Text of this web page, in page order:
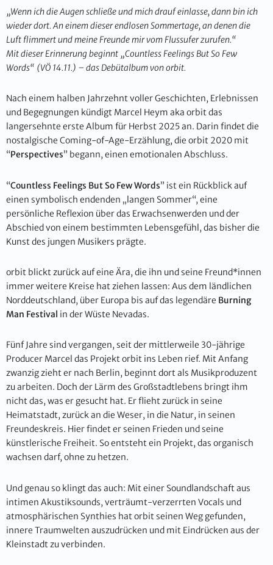
„Wenn ich die Augen schließe und mich drauf einlasse, dann bin ich
wieder dort. An einem dieser endlosen Sommertage, an denen die
Luft flimmert und meine Freunde mir vom Flussufer zurufen.“
Mit dieser Erinnerung beginnt „Countless Feelings But So Few
Words“ (VÖ 14.11.) – das Debütalbum von orbit.
Nach einem halben Jahrzehnt voller Geschichten, Erlebnissen
und Begegnungen kündigt Marcel Heym aka orbit das
langersehnte erste Album für Herbst 2025 an. Darin findet die
nostalgische Coming-of-Age-Erzählung, die orbit 2020 mit
“Perspectives” begann, einen emotionalen Abschluss.
“Countless Feelings But So Few Words” ist ein Rückblick auf
einen symbolisch endenden „langen Sommer“, eine
persönliche Reflexion über das Erwachsenwerden und der
Abschied von einem bestimmten Lebensgefühl, das bisher die
Kunst des jungen Musikers prägte.
orbit blickt zurück auf eine Ära, die ihn und seine Freund*innen
immer weitere Kreise hat ziehen lassen: Aus dem ländlichen
Norddeutschland, über Europa bis auf das legendäre Burning
Man Festival in der Wüste Nevadas.
Fünf Jahre sind vergangen, seit der mittlerweile 30-jährige
Producer Marcel das Projekt orbit ins Leben rief. Mit Anfang
zwanzig zieht er nach Berlin, beginnt dort als Musikproduzent
zu arbeiten. Doch der Lärm des Großstadtlebens bringt ihm
nicht das, was er gesucht hat. Er flieht zurück in seine
Heimatstadt, zurück an die Weser, in die Natur, in seinen
Freundeskreis. Hier findet er seinen Frieden und seine
künstlerische Freiheit. So entsteht ein Projekt, das organisch
wachsen darf, ohne zu hetzen.
Und genau so klingt das auch: Mit einer Soundlandschaft aus
intimen Akustiksounds, verträumt-verzerrten Vocals und
atmosphärischen Synthies hat orbit seinen Weg gefunden,
innere Traumwelten auszudrücken und mit Eindrücken aus der
Kleinstadt zu verbinden.